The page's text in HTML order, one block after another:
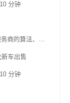
分钟
2026视频号舆情攻防“技能栈”全景：十强服务商的算法、对赌与合规鸿沟
车出售
分钟